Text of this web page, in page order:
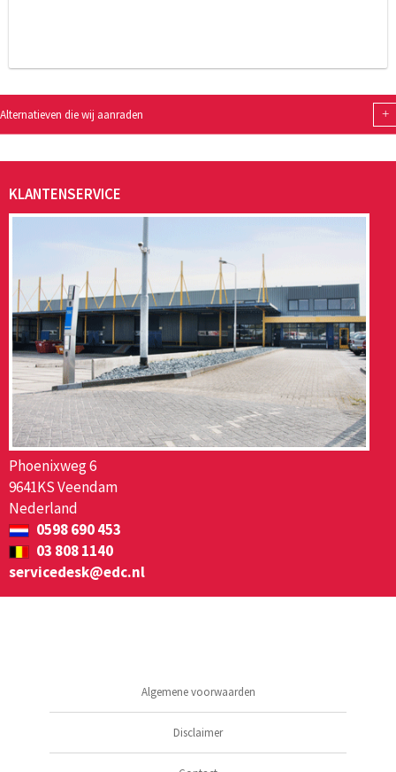
Alternatieven die wij aanraden +
KLANTENSERVICE
Phoenixweg 6
9641KS Veendam
Nederland
0598 690 453
03 808 1140
servicedesk@edc.nl
Algemene voorwaarden
Disclaimer